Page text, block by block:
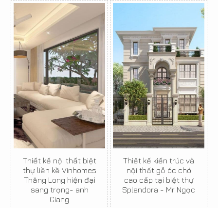
Thiết kế nội thất biệt
thự liền kề Vinhomes
Thăng Long hiện đại
sang trọng- anh
Giang
Thiết kế kiến trúc và
nội thất gỗ óc chó
cao cấp tại biệt thự
Splendora - Mr Ngọc